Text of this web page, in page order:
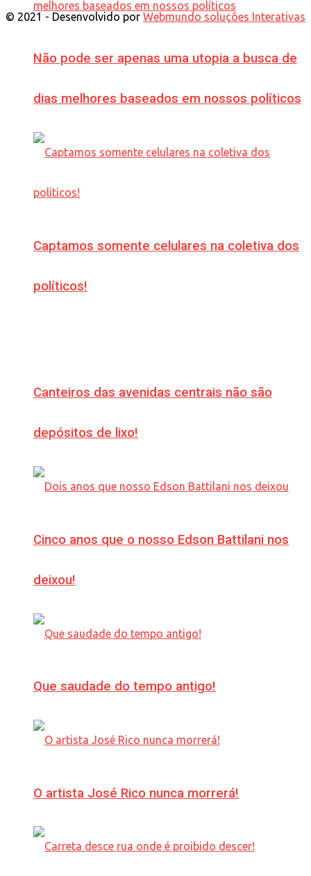
Não pode ser apenas uma utopia a busca de
dias melhores baseados em nossos políticos
Captamos somente celulares na coletiva dos
políticos!
Canteiros das avenidas centrais não são
depósitos de lixo!
Cinco anos que o nosso Edson Battilani nos
deixou!
Que saudade do tempo antigo!
O artista José Rico nunca morrerá!
© 2021 - Desenvolvido por Webmundo soluções Interativas